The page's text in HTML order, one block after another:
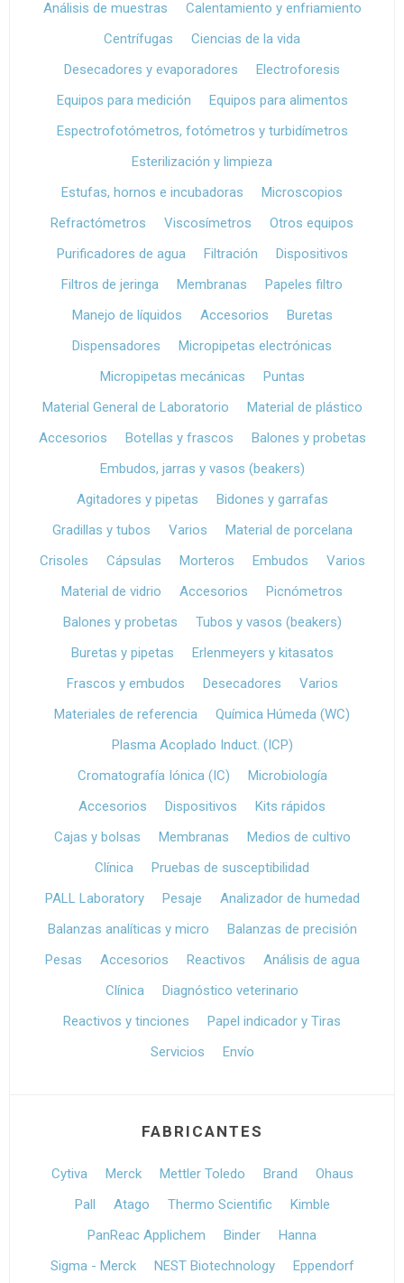
Análisis de muestras
Calentamiento y enfriamiento
Centrífugas
Ciencias de la vida
Desecadores y evaporadores
Electroforesis
Equipos para medición
Equipos para alimentos
Espectrofotómetros, fotómetros y turbidímetros
Esterilización y limpieza
Estufas, hornos e incubadoras
Microscopios
Refractómetros
Viscosímetros
Otros equipos
Purificadores de agua
Filtración
Dispositivos
Filtros de jeringa
Membranas
Papeles filtro
Manejo de líquidos
Accesorios
Buretas
Dispensadores
Micropipetas electrónicas
Micropipetas mecánicas
Puntas
Material General de Laboratorio
Material de plástico
Accesorios
Botellas y frascos
Balones y probetas
Embudos, jarras y vasos (beakers)
Agitadores y pipetas
Bidones y garrafas
Gradillas y tubos
Varios
Material de porcelana
Crisoles
Cápsulas Morteros Embudos
Varios
Material de vidrio
Accesorios
Picnómetros
Balones y probetas
Tubos y vasos (beakers)
Buretas y pipetas
Erlenmeyers y kitasatos
Frascos y embudos
Desecadores
Varios
Materiales de referencia
Química Húmeda (WC)
Plasma Acoplado Induct. (ICP)
Cromatografía Iónica (IC)
Microbiología
Accesorios
Dispositivos
Kits rápidos
Cajas y bolsas
Membranas
Medios de cultivo
Clínica
Pruebas de susceptibilidad
PALL Laboratory
Pesaje
Analizador de humedad
Balanzas analíticas y micro
Balanzas de precisión
Pesas
Accesorios Reactivos
Análisis de agua
Clínica
Diagnóstico veterinario
Reactivos y tinciones
Papel indicador y Tiras
Servicios
Envío
FABRICANTES
Cytiva Merck Mettler Toledo Brand
Ohaus
Pall
Atago Thermo Scientific
Kimble
PanReac Applichem
Binder
Hanna
Sigma - Merck
NEST Biotechnology
Eppendorf